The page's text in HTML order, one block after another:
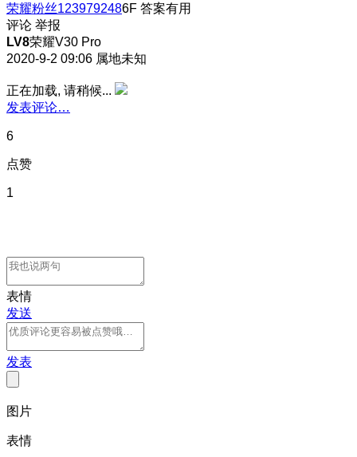
荣耀粉丝1239792486F 答案有用
评论 举报
LV8荣耀V30 Pro
2020-9-2 09:06 属地未知
正在加载, 请稍候...
发表评论…
6
点赞
1
表情
发送
发表
图片
表情